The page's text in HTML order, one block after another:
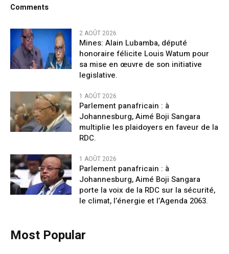
Comments
2 AOÛT 2026
Mines: Alain Lubamba, député
honoraire félicite Louis Watum pour
sa mise en œuvre de son initiative
legislative.
1 AOÛT 2026
Parlement panafricain : à
Johannesburg, Aimé Boji Sangara
multiplie les plaidoyers en faveur de la
RDC.
1 AOÛT 2026
Parlement panafricain : à
Johannesburg, Aimé Boji Sangara
porte la voix de la RDC sur la sécurité,
le climat, l’énergie et l’Agenda 2063.
Most Popular